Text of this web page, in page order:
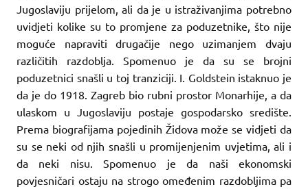
Jugoslaviju prijelom, ali da je u istraživanjima potrebno
uvidjeti kolike su to promjene za poduzetnike, što nije
moguće napraviti drugačije nego uzimanjem dvaju
različitih razdoblja. Spomenuo je da su se brojni
poduzetnici snašli u toj tranziciji. I. Goldstein istaknuo je
da je do 1918. Zagreb bio rubni prostor Monarhije, a da
ulaskom u Jugoslaviju postaje gospodarsko središte.
Prema biografijama pojedinih Židova može se vidjeti da
su se neki od njih snašli u promijenjenim uvjetima, ali i
da neki nisu. Spomenuo je da naši ekonomski
povjesničari ostaju na strogo omeđenim razdobljima pa